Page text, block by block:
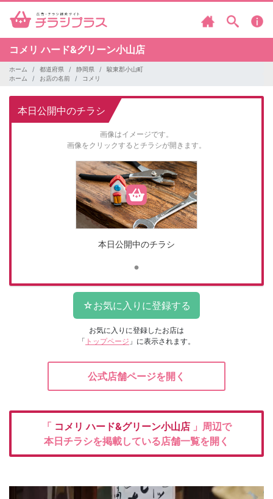
コメリハード&グリーン小山店
ホーム 都道府県 静岡県
駿東郡小山町
ホーム
お店の名前 コメリ
本日公開中のチラシ
画像はイメージです。
画像をクリックするとチラシが開きます。
本日公開中のチラシ
お気に入りに登録したお店は
「 トップページ 」に表示されます。
公式店舗ページを開く
「 コメリハード&グリーン小山店 」周辺で
本日チラシを掲載している店舗一覧を開く